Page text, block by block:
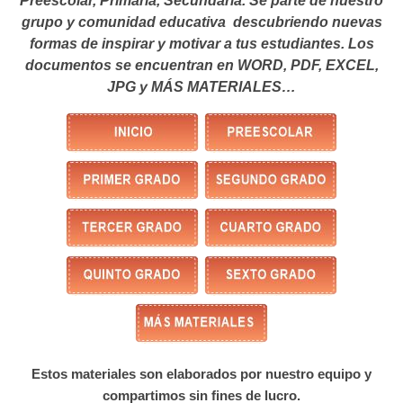
grupo y comunidad educativa descubriendo nuevas
formas de inspirar y motivar a tus estudiantes. Los
documentos se encuentran en WORD, PDF, EXCEL,
JPG y MÁS MATERIALES…
Estos materiales son elaborados por nuestro equipo y
compartimos sin fines de lucro.